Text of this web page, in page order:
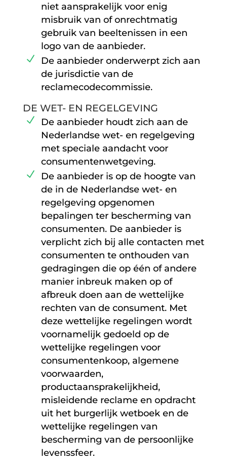
niet aansprakelijk voor enig
misbruik van of onrechtmatig
gebruik van beeltenissen in een
logo van de aanbieder.
De aanbieder onderwerpt zich aan
de jurisdictie van de
reclamecodecommissie.
DE WET- EN REGELGEVING
De aanbieder houdt zich aan de
Nederlandse wet- en regelgeving
met speciale aandacht voor
consumentenwetgeving.
De aanbieder is op de hoogte van
de in de Nederlandse wet- en
regelgeving opgenomen
bepalingen ter bescherming van
consumenten. De aanbieder is
verplicht zich bij alle contacten met
consumenten te onthouden van
gedragingen die op één of andere
manier inbreuk maken op of
afbreuk doen aan de wettelijke
rechten van de consument. Met
deze wettelijke regelingen wordt
voornamelijk gedoeld op de
wettelijke regelingen voor
consumentenkoop, algemene
voorwaarden,
productaansprakelijkheid,
misleidende reclame en opdracht
uit het burgerlijk wetboek en de
wettelijke regelingen van
bescherming van de persoonlijke
levenssfeer.